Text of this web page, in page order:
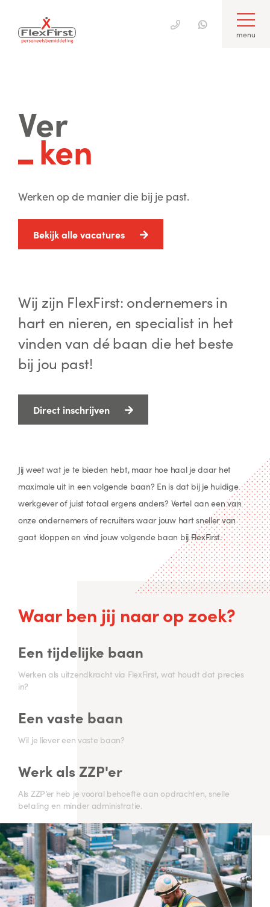
menu
Ver
ken
Werken op de manier die bij je past.
Bekijk alle vacatures
Wij zijn FlexFirst: ondernemers in
hart en nieren, en specialist in het
vinden van dé baan die het beste
bij jou past!
Direct inschrijven
Jij weet wat je te bieden hebt, maar hoe haal je daar het
maximale uit in een volgende baan? En is dat bij je huidige
werkgever of juist totaal ergens anders? Vertel aan een van
onze ondernemers of recruiters waar jouw hart sneller van
gaat kloppen en vind jouw volgende baan bij FlexFirst.
Waar ben jij naar op zoek?
Een tijdelijke baan
Werken als uitzendkracht via FlexFirst, wat houdt dat precies
in?
Een vaste baan
Wil je liever een vaste baan?
Werk als ZZP'er
Als ZZP’er heb je vooral behoefte aan opdrachten, snelle
betaling en minder administratie.